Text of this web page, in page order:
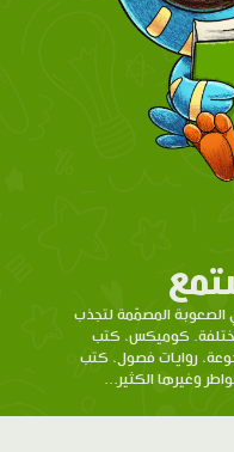
الصعوبة المصمّمة لتجذب
كوميكس، كتب
روايات فصول، كتب
وغيرها الكثير...